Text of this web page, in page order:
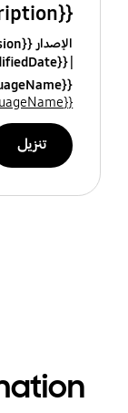
{{file.description}}
الإصدار {{file.fileVersion}}
{{file.fileModifiedDate}}
{{file.languageName}}
{{file.languageName}}
تنزيل